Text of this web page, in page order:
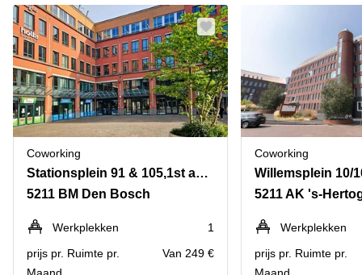
Flexplekken
Coworking
Spaces
Vergaderruimten
Virtueel
Kantoor
Bedrijfsruimte
Oost
Amsterdam
Westpoort
Bergen
op
Zoom
Amersfoort
Breda
Hengelo
Hilversum
Hoofddorp
Kantoor
huren
Bergen
op
Zoom
Kantoor
huren
Tiel
Kantoor
huren
Reeuwijk
Business
Arnhem
Voeg je kantoorruimte toe
Huurprijs
Log in
Coworking
Stationsplein 91 & 105,1st and 4th floor
5211 BM Den Bosch
Werkplekken
1
prijs pr. Ruimte pr.
Van 249 €
Coworking
Willemsplein 10/
5211 AK 's-
Werkplekken
prijs pr. Ruimte pr.